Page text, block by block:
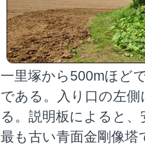
一里塚から500mほど
である。入り口の左
る。説明板によると
最も古い青面金剛像